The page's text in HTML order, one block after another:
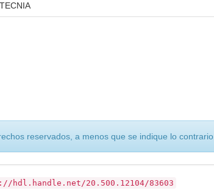
reservados, a menos que se indique lo contrario.
hdl.handle.net/20.500.12104/83603